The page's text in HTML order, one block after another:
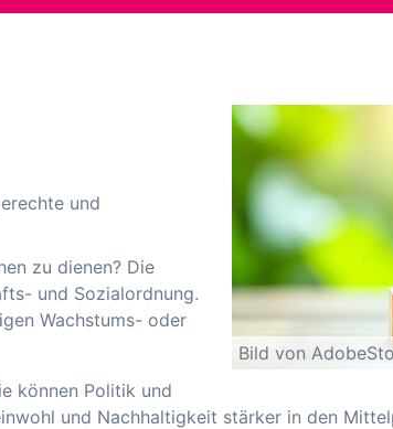
Bild von
und
zu dienen? Die
und Sozialordnung.
Wachstums- oder
können Politik und
und Nachhaltigkeit stärker in den